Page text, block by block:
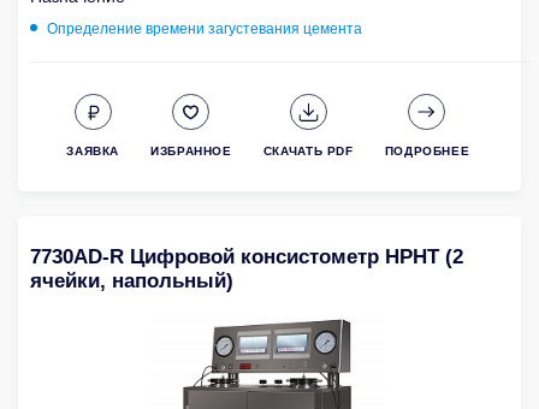
Определение времени загустевания цемента
ЗАЯВКА ИЗБРАННОЕ СКАЧАТЬ PDF ПОДРОБНЕЕ
7730AD-R Цифровой консистометр HPHT (2
ячейки, напольный)